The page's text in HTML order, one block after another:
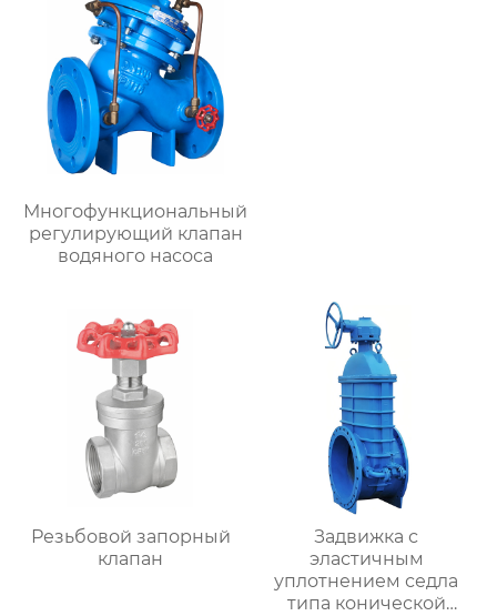
Многофункциональный
регулирующий клапан
водяного насоса
Резьбовой запорный
клапан
Задвижка с
эластичным
уплотнением седла
типа конической